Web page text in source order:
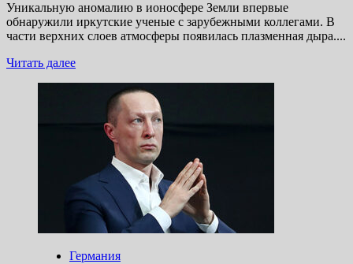
Уникальную аномалию в ионосфере Земли впервые
обнаружили иркутские ученые с зарубежными коллегами. В
части верхних слоев атмосферы появилась плазменная дыра....
Читать далееПрочитать
Ракета
Илона
Маска
сделала
плазменную
дыру
в ионосфере
Земли
Германия